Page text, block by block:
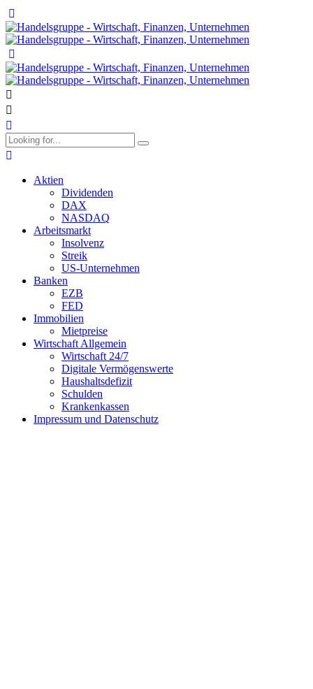
Aktien
Dividenden
DAX
NASDAQ
Arbeitsmarkt
Insolvenz
Streik
US-Unternehmen
Banken
EZB
FED
Immobilien
Mietpreise
Wirtschaft Allgemein
Wirtschaft 24/7
Digitale Vermögenswerte
Haushaltsdefizit
Schulden
Krankenkassen
Impressum und Datenschutz